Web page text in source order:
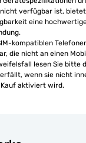
nicht verfügbar ist,
eine hochwertige
kompatiblen
die nicht an einen
lesen Sie bitte
wenn sie nicht
aktiviert wird.